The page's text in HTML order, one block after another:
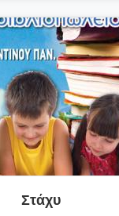
Στάχυ